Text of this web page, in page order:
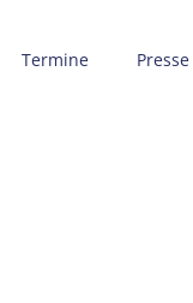
Termine Presse